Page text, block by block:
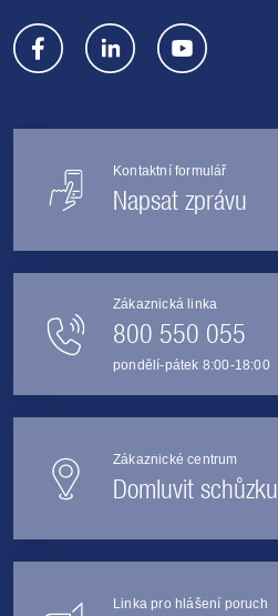
Kontaktní formulář
Napsat zprávu
Zákaznická linka
800 550 055
pondělí-pátek 8:00-18:00
Zákaznické centrum
Domluvit schůzku
Linka pro hlášení poruch